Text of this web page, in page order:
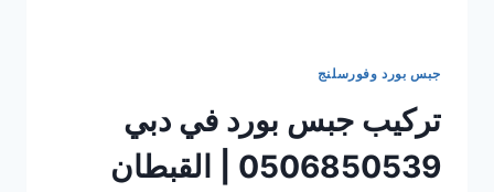
جبس بورد وفورسلنج
تركيب جبس بورد في دبي
0506850539 | القبطان